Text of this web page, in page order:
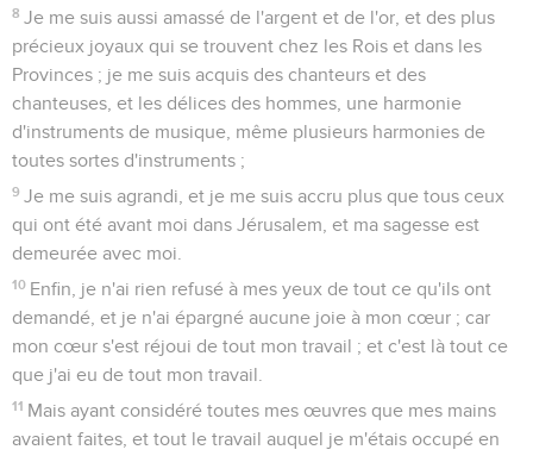
8 Je me suis aussi amassé de l'argent et de l'or, et des plus
précieux joyaux qui se trouvent chez les Rois et dans les
Provinces ; je me suis acquis des chanteurs et des
chanteuses, et les délices des hommes, une harmonie
d'instruments de musique, même plusieurs harmonies de
toutes sortes d'instruments ;
9 Je me suis agrandi, et je me suis accru plus que tous ceux
qui ont été avant moi dans Jérusalem, et ma sagesse est
demeurée avec moi.
10 Enfin, je n'ai rien refusé à mes yeux de tout ce qu'ils ont
demandé, et je n'ai épargné aucune joie à mon cœur ; car
mon cœur s'est réjoui de tout mon travail ; et c'est là tout ce
que j'ai eu de tout mon travail.
11 Mais ayant considéré toutes mes œuvres que mes mains
avaient faites, et tout le travail auquel je m'étais occupé en